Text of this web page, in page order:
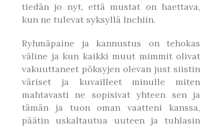
tiedän jo nyt, että mustat on haettava,
kun ne tulevat syksyllä Inchiin.
Ryhmäpaine ja kannustus on tehokas
väline ja kun kaikki muut mimmit olivat
vakuuttaneet pöksyjen olevan just siistin
väriset ja kuvailleet minulle miten
mahtavasti ne sopisivat yhteen sen ja
tämän ja tuon oman vaatteni kanssa,
päätin uskaltautua uuteen ja tuhlasin